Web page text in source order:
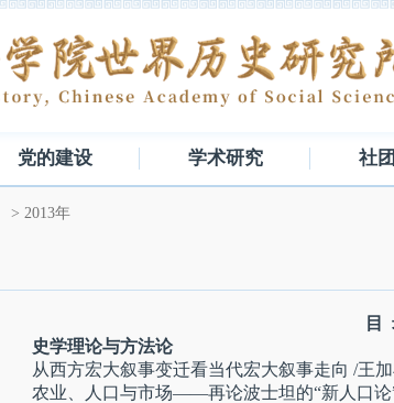
党的建设 学术研究 社
> 2013年
目
史学理论与方法论
从西方宏大叙事变迁看当代宏大叙事走向 /王
农业、人口与市场——再论波士坦的“新人口论